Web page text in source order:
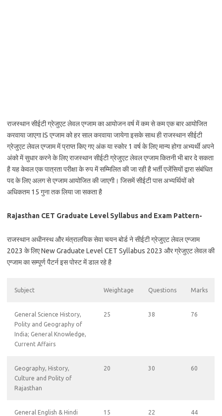
राजस्थान सीईटी ग्रेजुएट लेवल एग्जाम का आयोजन वर्ष में कम से कम एक बार आयोजित
करवाया जाएगा IS एग्जाम को हर साल करवाया जायेगा इसके साथ ही राजस्थान सीईटी
ग्रेजुएट लेवल एग्जाम में प्राप्त किए गए अंक या स्कोर 1 वर्ष के लिए मान्य होगा अभ्यर्थी अपने
अंको में सुधार करने के लिए राजस्थान सीईटी ग्रेजुएट लेवल एग्जाम कितनी भी बार दे सकता
है यह केवल एक पात्रता परीक्षा के रुप में सम्मिलित की जा रही है भर्ती एजेंसियों द्वारा संबंधित
पद के लिए अलग से एग्जाम आयोजित की जाएगी। जिसमें सीईटी पास अभ्यर्थियों को
अधिकतम 15 गुना तक लिया जा सकता है
Rajasthan CET Graduate Level Syllabus and Exam Pattern-
राजस्थान अधीनस्थ और मंत्रालयिक सेवा चयन बोर्ड ने सीईटी ग्रेजुएट लेवल एग्जाम
2023 के लिए New Graduate Level CET Syllabus 2023 और ग्रेजुएट लेवल की
एग्जाम का सम्पूर्ण पैटर्न इस पोस्ट में डाल रहे है
Subject Weightage Questions Marks
General Science History,
Polity and Geography of
India; General Knowledge,
Current Affairs
25 38 76
Geography, History,
Culture and Polity of
Rajasthan
20 30 60
General English & Hindi 15 22 44